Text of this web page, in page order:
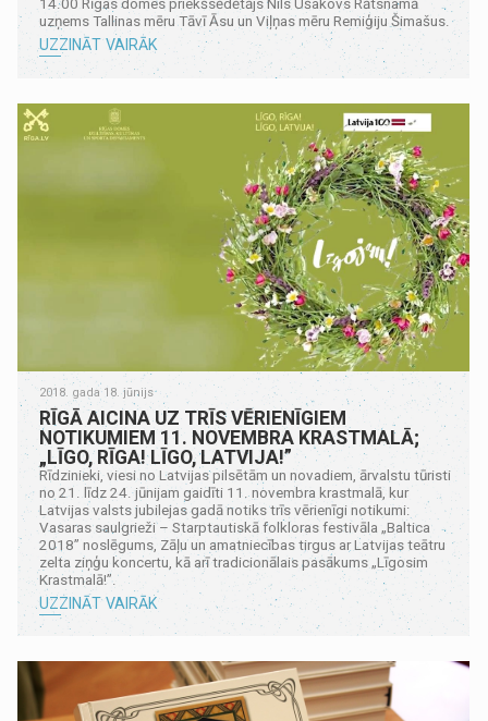
14.00 Rīgas domes priekšsēdētājs Nils Ušakovs Rātsnamā
uzņems Tallinas mēru Tāvī Āsu un Viļņas mēru Remiģiju Šimašus.
UZZINĀT VAIRĀK
2018. gada 18. jūnijs
RĪGĀ AICINA UZ TRĪS VĒRIENĪGIEM
NOTIKUMIEM 11. NOVEMBRA KRASTMALĀ;
„LĪGO, RĪGA! LĪGO, LATVIJA!”
Rīdzinieki, viesi no Latvijas pilsētām un novadiem, ārvalstu tūristi
no 21. līdz 24. jūnijam gaidīti 11. novembra krastmalā, kur
Latvijas valsts jubilejas gadā notiks trīs vērienīgi notikumi:
Vasaras saulgrieži – Starptautiskā folkloras festivāla „Baltica
2018” noslēgums, Zāļu un amatniecības tirgus ar Latvijas teātru
zelta ziņģu koncertu, kā arī tradicionālais pasākums „Līgosim
Krastmalā!”.
UZZINĀT VAIRĀK